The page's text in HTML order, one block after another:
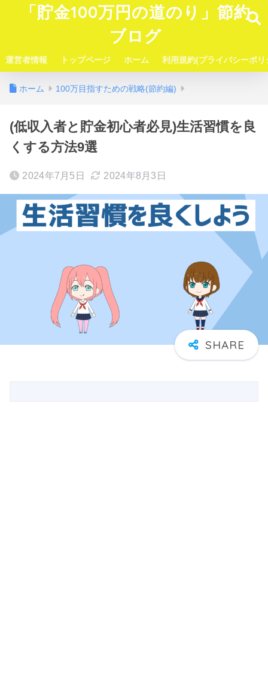
「貯金100万円の道のり」節約
ブログ
運営者情報 トップページ ホーム 利用規約(プライバシーポリ
ホーム 100万目指すための戦略(節約編)
(低収入者と貯金初心者必見)生活習慣を良
くする方法9選
2024年7月5日 2024年8月3日